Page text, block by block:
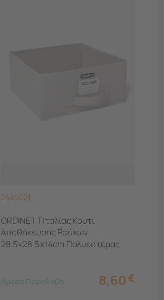
244.1021
ORDINETT Ιταλίας Κουτί
Αποθήκευσης Ρούχων
28.5x28.5x14cm Πολυεστέρας
Άμεση Παραλαβή 8,60€